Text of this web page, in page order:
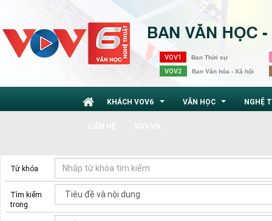
VOV1 Ban Thời sự
VOV2 Ban Văn hóa - Xã hội
KHÁCH VOV6 VĂN HỌC NGHỆ
Từ khóa
Tìm kiếm
trong